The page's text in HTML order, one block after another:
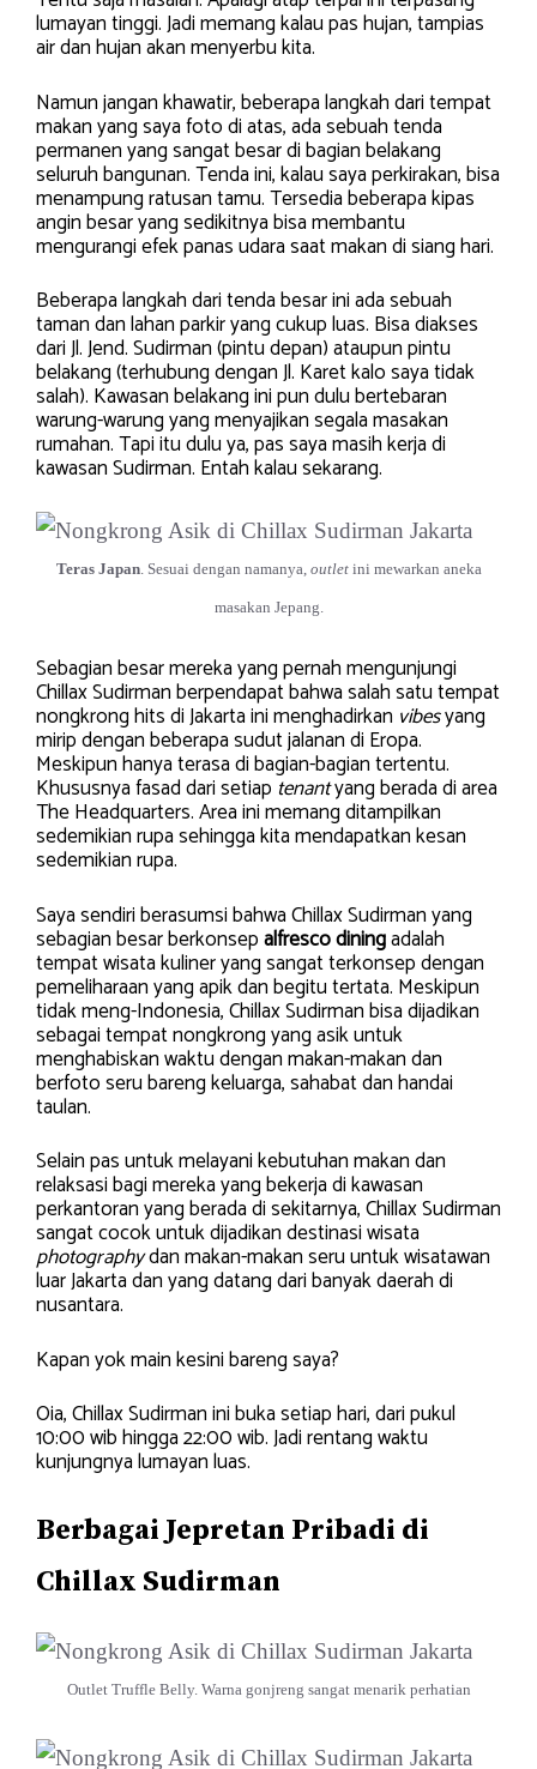
lumayan tinggi. Jadi memang kalau pas hujan, tampias
air dan hujan akan menyerbu kita.
Namun jangan khawatir, beberapa langkah dari tempat
makan yang saya foto di atas, ada sebuah tenda
permanen yang sangat besar di bagian belakang
seluruh bangunan. Tenda ini, kalau saya perkirakan, bisa
menampung ratusan tamu. Tersedia beberapa kipas
angin besar yang sedikitnya bisa membantu
mengurangi efek panas udara saat makan di siang hari.
Beberapa langkah dari tenda besar ini ada sebuah
taman dan lahan parkir yang cukup luas. Bisa diakses
dari Jl. Jend. Sudirman (pintu depan) ataupun pintu
belakang (terhubung dengan Jl. Karet kalo saya tidak
salah). Kawasan belakang ini pun dulu bertebaran
warung-warung yang menyajikan segala masakan
rumahan. Tapi itu dulu ya, pas saya masih kerja di
kawasan Sudirman. Entah kalau sekarang.
Teras Japan. Sesuai dengan namanya, outletini mewarkan aneka
masakan Jepang.
Sebagian besar mereka yang pernah mengunjungi
Chillax Sudirman berpendapat bahwa salah satu tempat
nongkrong hits di Jakarta ini menghadirkan vibesyang
mirip dengan beberapa sudut jalanan di Eropa.
Meskipun hanya terasa di bagian-bagian tertentu.
Khususnya fasad dari setiap tenantyang berada di area
The Headquarters. Area ini memang ditampilkan
sedemikian rupa sehingga kita mendapatkan kesan
sedemikian rupa.
Saya sendiri berasumsi bahwa Chillax Sudirman yang
sebagian besar berkonsepalfresco diningadalah
tempat wisata kuliner yang sangat terkonsep dengan
pemeliharaan yang apik dan begitu tertata. Meskipun
tidak meng-Indonesia, Chillax Sudirman bisa dijadikan
sebagai tempat nongkrong yang asik untuk
menghabiskan waktu dengan makan-makan dan
berfoto seru bareng keluarga, sahabat dan handai
taulan.
Selain pas untuk melayani kebutuhan makan dan
relaksasi bagi mereka yang bekerja di kawasan
perkantoran yang berada di sekitarnya, Chillax Sudirman
sangat cocok untuk dijadikan destinasi wisata
photographydan makan-makan seru untuk wisatawan
luar Jakarta dan yang datang dari banyak daerah di
nusantara.
Kapan yok main kesini bareng saya?
Oia, Chillax Sudirman ini buka setiap hari, dari pukul
10:00 wib hingga 22:00 wib. Jadi rentang waktu
kunjungnya lumayan luas.
Berbagai Jepretan Pribadi di
Chillax Sudirman
Outlet Truffle Belly. Warna gonjreng sangat menarik perhatian